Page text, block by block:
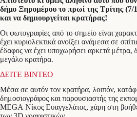
δήμο Ξηρομέρου το πρωί της Τρίτης (7/
και να δημιουργείται κρατήρας!
Οι φωτογραφίες από το σημείο είναι
έχει κυριολεκτικά ανοίξει ανάμεσα σε
έδαφος να έχει υποχωρήσει αρκετά μέτρα,
μεγάλο κρατήρα.
ΔΕΙΤΕ ΒΙΝΤΕΟ
Μέσα σε αυτόν τον κρατήρα, λοιπόν,
δημοσιογράφος και παρουσιαστής της
MEGA Νίκος Ευαγγελάτος, χάρη στη